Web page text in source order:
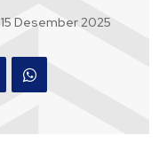
15 Desember 2025